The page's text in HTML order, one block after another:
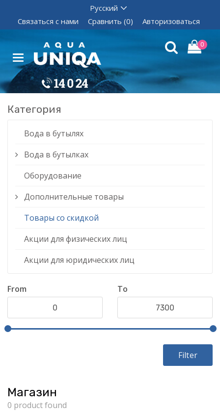
Связаться с нами Сравнить (0) Авторизоваться
0
Категория
Вода в бутылях
Вода в бутылках
Оборудование
Дополнительные товары
Товары со скидкой
Акции для физических лиц
Акции для юридических лиц
From To
Filter
Магазин
0 product found